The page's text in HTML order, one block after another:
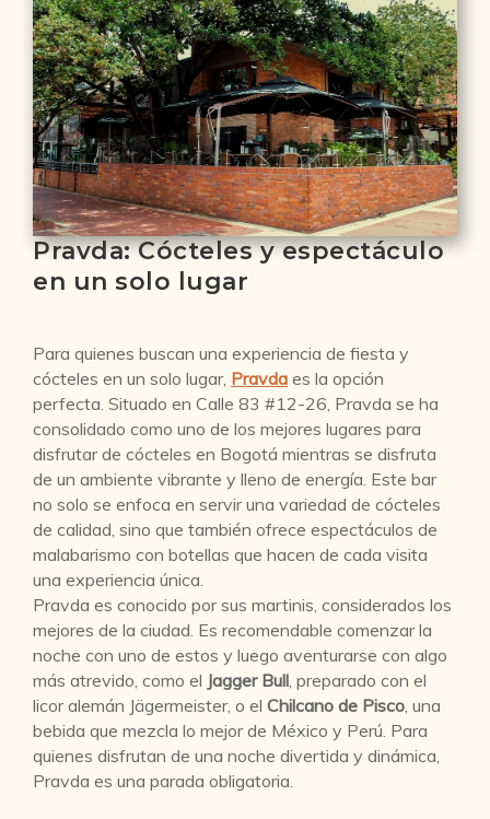
Pravda: Cócteles y espectáculo
en un solo lugar
Para quienes buscan una experiencia de fiesta y
cócteles en un solo lugar, Pravda es la opción
perfecta. Situado en Calle 83 #12-26, Pravda se ha
consolidado como uno de los mejores lugares para
disfrutar de cócteles en Bogotá mientras se disfruta
de un ambiente vibrante y lleno de energía. Este bar
no solo se enfoca en servir una variedad de cócteles
de calidad, sino que también ofrece espectáculos de
malabarismo con botellas que hacen de cada visita
una experiencia única.
Pravda es conocido por sus martinis, considerados los
mejores de la ciudad. Es recomendable comenzar la
noche con uno de estos y luego aventurarse con algo
más atrevido, como el Jagger Bull, preparado con el
licor alemán Jägermeister, o el Chilcano de Pisco, una
bebida que mezcla lo mejor de México y Perú. Para
quienes disfrutan de una noche divertida y dinámica,
Pravda es una parada obligatoria.